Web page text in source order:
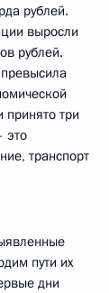
рублей.
выросли
рублей.
принято три
это
транспорт
пути их
дни